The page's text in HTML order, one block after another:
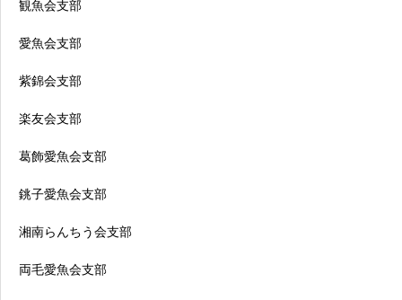
観魚会支部
愛魚会支部
紫錦会支部
楽友会支部
葛飾愛魚会支部
銚子愛魚会支部
湘南らんちう会支部
両毛愛魚会支部